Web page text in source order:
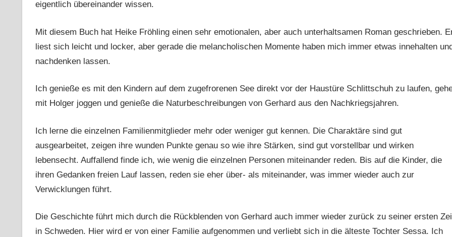
eigentlich übereinander wissen.
Mit diesem Buch hat Heike Fröhling einen sehr emotionalen, aber auch unterhaltsamen Roman geschrieben.
liest sich leicht und locker, aber gerade die melancholischen Momente haben mich immer etwas innehalten
nachdenken lassen.
Ich genieße es mit den Kindern auf dem zugefrorenen See direkt vor der Haustüre Schlittschuh zu laufen,
mit Holger joggen und genieße die Naturbeschreibungen von Gerhard aus den Nachkriegsjahren.
Ich lerne die einzelnen Familienmitglieder mehr oder weniger gut kennen. Die Charaktäre sind gut
ausgearbeitet, zeigen ihre wunden Punkte genau so wie ihre Stärken, sind gut vorstellbar und wirken
lebensecht. Auffallend finde ich, wie wenig die einzelnen Personen miteinander reden. Bis auf die Kinder, die
ihren Gedanken freien Lauf lassen, reden sie eher über- als miteinander, was immer wieder auch zur
Verwicklungen führt.
Die Geschichte führt mich durch die Rückblenden von Gerhard auch immer wieder zurück zu seiner ersten
in Schweden. Hier wird er von einer Familie aufgenommen und verliebt sich in die älteste Tochter Sessa. Ich